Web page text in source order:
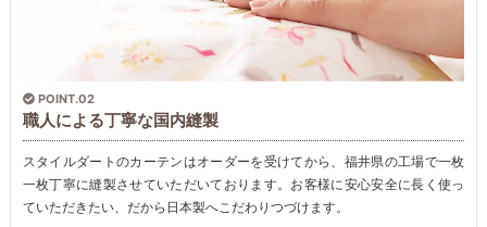
POINT.02
職人による丁寧な国内縫製
スタイルダートのカーテンはオーダーを受けてから、福井県の工場で一枚
一枚丁寧に縫製させていただいております。お客様に安心安全に長く使っ
ていただきたい、だから日本製へこだわりつづけます。